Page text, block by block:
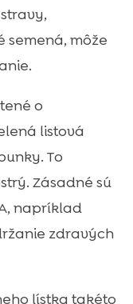
môže
o
listová
To
Zásadné sú
napríklad
zdravých
lístka takéto